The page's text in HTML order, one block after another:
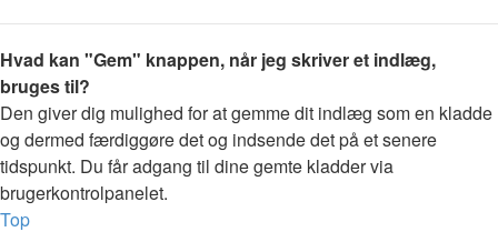
Hvad kan "Gem" knappen, når jeg skriver et indlæg,
bruges til?
Den giver dig mulighed for at gemme dit indlæg som en kladde
og dermed færdiggøre det og indsende det på et senere
tidspunkt. Du får adgang til dine gemte kladder via
brugerkontrolpanelet.
Top